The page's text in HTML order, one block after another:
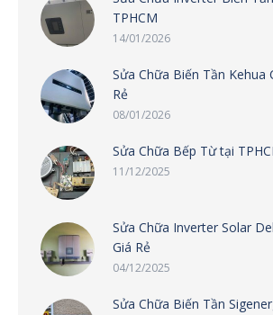
TPHCM
14/01/2026
Sửa Chữa Biến Tần Kehua
Rẻ
08/01/2026
Sửa Chữa Bếp Từ tại
11/12/2025
Sửa Chữa Inverter Solar
Giá Rẻ
04/12/2025
Sửa Chữa Biến Tần